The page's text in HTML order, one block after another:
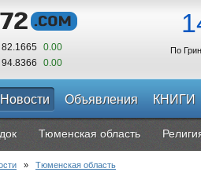
82.1665 0.00
94.8366 0.00
По
Новости Объявления КНИГИ
Тюменская область
» Тюменская область